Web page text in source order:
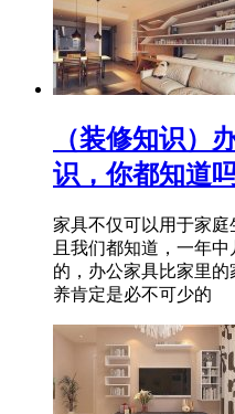
（装修知识）
识，你都知道
家具不仅可以用于家
且我们都知道，一年
的，办公家具比家里
养肯定是必不可少的